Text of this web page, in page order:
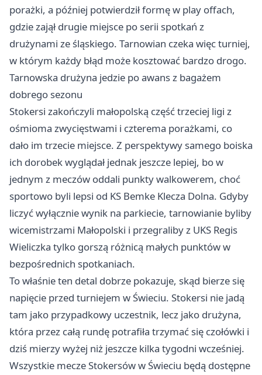
porażki, a później potwierdził formę w play offach,
gdzie zajął drugie miejsce po serii spotkań z
drużynami ze śląskiego. Tarnowian czeka więc turniej,
w którym każdy błąd może kosztować bardzo drogo.
Tarnowska drużyna jedzie po awans z bagażem
dobrego sezonu
Stokersi zakończyli małopolską część trzeciej ligi z
ośmioma zwycięstwami i czterema porażkami, co
dało im trzecie miejsce. Z perspektywy samego boiska
ich dorobek wyglądał jednak jeszcze lepiej, bo w
jednym z meczów oddali punkty walkowerem, choć
sportowo byli lepsi od KS Bemke Klecza Dolna. Gdyby
liczyć wyłącznie wynik na parkiecie, tarnowianie byliby
wicemistrzami Małopolski i przegraliby z UKS Regis
Wieliczka tylko gorszą różnicą małych punktów w
bezpośrednich spotkaniach.
To właśnie ten detal dobrze pokazuje, skąd bierze się
napięcie przed turniejem w Świeciu. Stokersi nie jadą
tam jako przypadkowy uczestnik, lecz jako drużyna,
która przez całą rundę potrafiła trzymać się czołówki i
dziś mierzy wyżej niż jeszcze kilka tygodni wcześniej.
Wszystkie mecze Stokersów w Świeciu będą dostępne